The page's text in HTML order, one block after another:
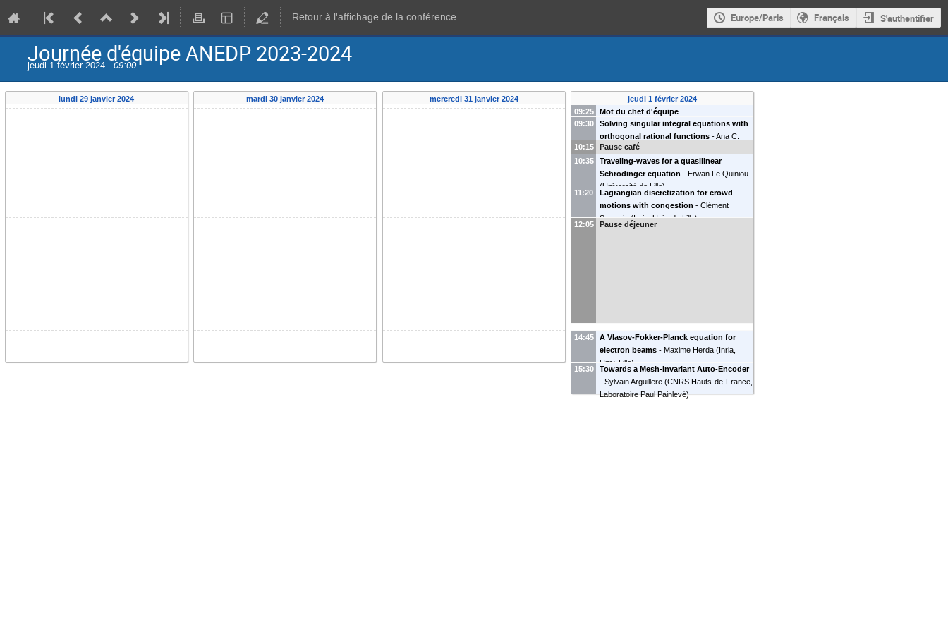
Retour à l'affichage de la conférence Europe/Paris Français S'authentifier
Journée d'équipe ANEDP 2023-2024
jeudi 1 février 2024 - 09:00
lundi 29 janvier 2024 mardi 30 janvier 2024 mercredi 31 janvier 2024
jeudi 1 février 2024
09:25
Mot du chef d'équipe
09:30
Solving singular integral equations with
orthogonal rational functions -Ana C.
Matos (Univ. de Lille
10:15
Pause café
10:35
Traveling-waves for a quasilinear
Schrödinger equation - Erwan Le Quiniou
(Université de Lille)
11:20
Lagrangian discretization for crowd
motions with congestion - Clément
Sarrazin (Inria, Univ. de Lille)
12:05 Pause déjeuner
14:45
A Vlasov-Fokker-Planck equation for
electron beams - Maxime Herda (Inria,
Univ. Lille)
15:30
Towards a Mesh-Invariant Auto-Encoder
- Sylvain Arguillere (CNRS Hauts-de-France,
Laboratoire Paul Painlevé)